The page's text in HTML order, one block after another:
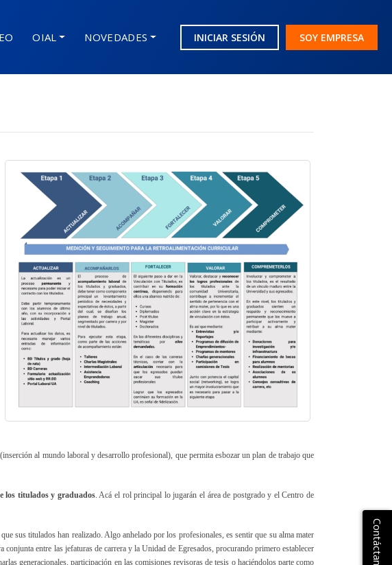
OIAL NOVEDADES INICIAR SESIÓN SOY EMPRESA
al mundo laboral y desarrollo profesional), que permita esbozar un plan de trabajo que
los titulados y graduados. Acá el rol principal lo jugarán el área de postgrado y el Centro de
sus titulados han realizado. Algo anhelado por los profesionales, es sentir que su alma mater
entre las jefaturas de carrera y la Unidad de Egresados, procurando primero establecer
generacionales, participación en las comisiones revisoras de tesis o haciéndolos parte como
Contáctanos